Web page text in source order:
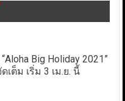
Big Holiday 2021”
ต็ม เริ่ม 3 เม.ย. นี้